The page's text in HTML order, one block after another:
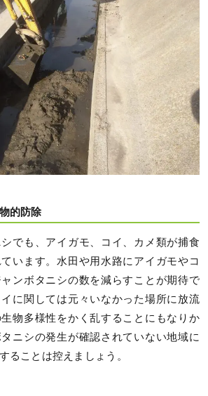
的防除
でも、アイガモ、コイ、カメ類が捕食
います。水田や用水路にアイガモやコ
ンボタニシの数を減らすことが期待で
に関しては元々いなかった場所に放流
物多様性をかく乱することにもなりか
ニシの発生が確認されていない地域に
ることは控えましょう。